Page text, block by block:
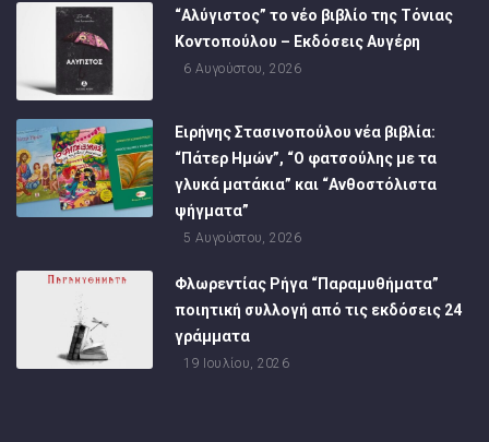
“Αλύγιστος” το νέο βιβλίο της Τόνιας
Κοντοπούλου – Εκδόσεις Αυγέρη
6 Αυγούστου, 2026
Ειρήνης Στασινοπούλου νέα βιβλία:
“Πάτερ Ημών”, “Ο φατσούλης με τα
γλυκά ματάκια” και “Ανθοστόλιστα
ψήγματα”
5 Αυγούστου, 2026
Φλωρεντίας Ρήγα “Παραμυθήματα”
ποιητική συλλογή από τις εκδόσεις 24
γράμματα
19 Ιουλίου, 2026